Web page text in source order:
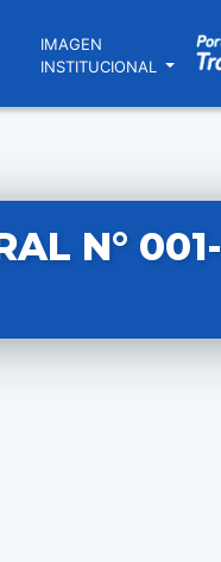
IMAGEN
INSTITUCIONAL
N° 001-